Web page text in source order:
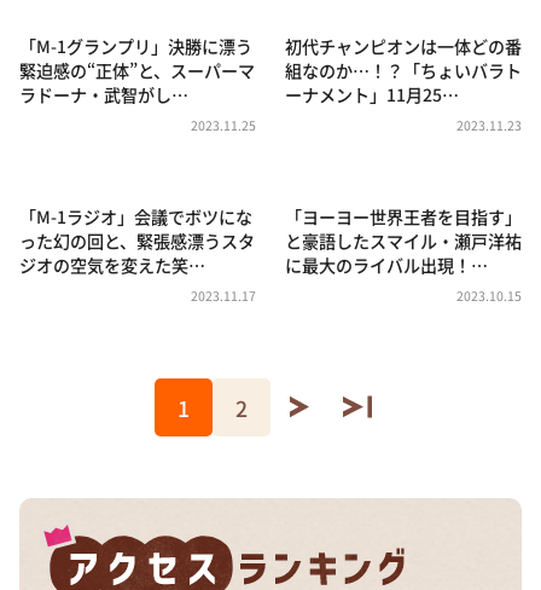
「M-1グランプリ」決勝に漂う
緊迫感の“正体”と、スーパーマ
ラドーナ・武智がし…
2023.11.25
初代チャンピオンは一体どの番
組なのか…！？「ちょいバラト
ーナメント」11月25…
2023.11.23
「M-1ラジオ」会議でボツにな
った幻の回と、緊張感漂うスタ
ジオの空気を変えた笑…
2023.11.17
「ヨーヨー世界王者を目指す」
と豪語したスマイル・瀬戸洋祐
に最大のライバル出現！…
2023.10.15
1 2